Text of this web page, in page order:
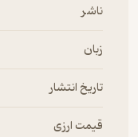
ناشر
زبان
تاریخ انتشار
قیمت ارزی